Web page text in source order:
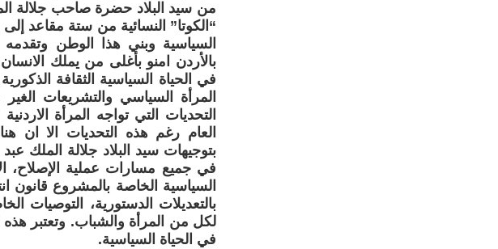
من سيد البلاد حضرة صاحب جلالة
السياسية وبني هذا الوطن وتقدمه
بالأردن امنو بأغلى من يملك
في الحياة السياسية الثقافة
المرأة السياسي والتشريعات
التحديات التي تواجه المرأة
العام رغم هذه التحديات الا ان
بتوجيهات سيد البلاد جلالة الملك
في جميع مسارات عملية الإصلاح،
السياسية الخاصة بالمشروع قانون
بالتعديلات الدستورية، التوصيات
لكل من المرأة والشباب. وتعتبر
في الحياة السياسية.